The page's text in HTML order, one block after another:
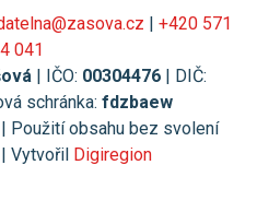
| +420 571
041
| IČO: 00304476| DIČ:
schránka: fdzbaew
| Použití obsahu bez svolení
Vytvořil Digiregion